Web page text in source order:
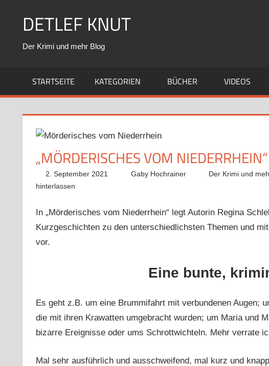
DETLEF KNUT
Der Krimi und mehr Blog
STARTSEITE KATEGORIEN BÜCHER VIDEOS
„MÖRDERISCHES VOM
2. September 2021 Gaby Hochrainer Der Krimi und
hinterlassen
In „Mörderisches vom Niederrhein“ legt Autorin Regina
Kurzgeschichten zu den unterschiedlichsten Themen und
vor.
Eine bunte,
Es geht z.B. um eine Brummifahrt mit verbundenen Augen;
die mit ihren Krawatten umgebracht wurden; um Maria und
bizarre Ereignisse oder ums Schrottwichteln. Mehr verrate
Mal sehr ausführlich und ausschweifend, mal kurz und